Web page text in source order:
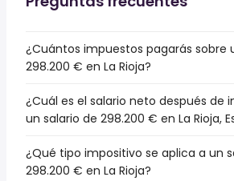
¿Cuántos impuestos pagarás sobre
298.200 € en La Rioja?
¿Cuál es el salario neto después de
un salario de 298.200 € en La Rioja,
¿Qué tipo impositivo se aplica a un
298.200 € en La Rioja?